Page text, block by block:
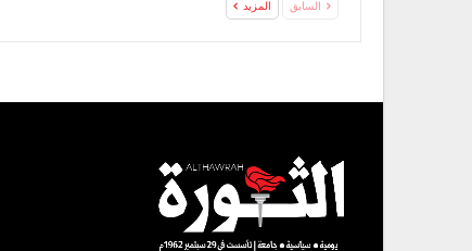
السابق المزيد